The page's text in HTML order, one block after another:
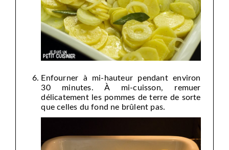
Enfourner à mi-hauteur pendant environ
30 minutes. À mi-cuisson, remuer
délicatement les pommes de terre de sorte
que celles du fond ne brûlent pas.